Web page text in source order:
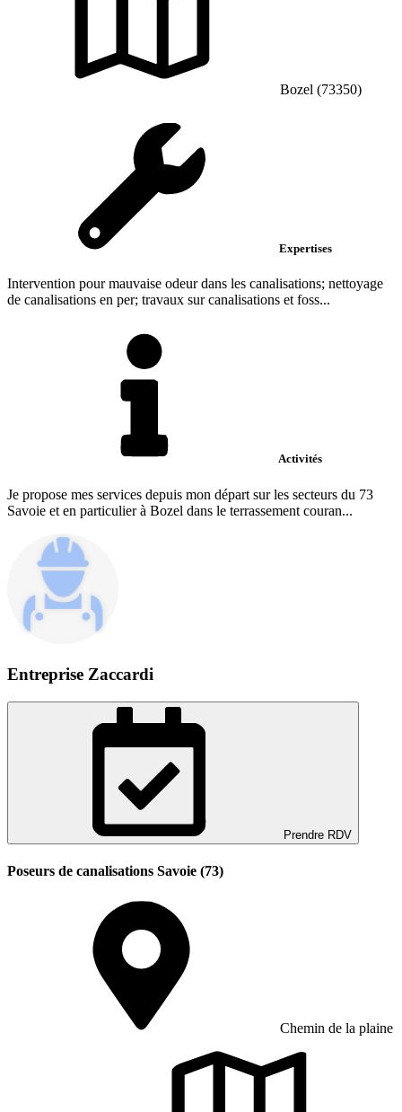
Bozel (73350)
Expertises
Intervention pour mauvaise odeur dans les canalisations; nettoyage
de canalisations en per; travaux sur canalisations et foss...
Activités
Je propose mes services depuis mon départ sur les secteurs du 73
Savoie et en particulier à Bozel dans le terrassement couran...
Entreprise Zaccardi
Prendre RDV
Poseurs de canalisations Savoie (73)
Chemin de la plaine